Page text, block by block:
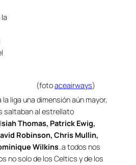
(fotoaceairways)
la liga una dimensión aún mayor,
saltaban al estrellato
siah Thomas, Patrick Ewig,
Robinson, Chris Mullin,
Wilkins..a todos nos
no solo de los Celtics y de los